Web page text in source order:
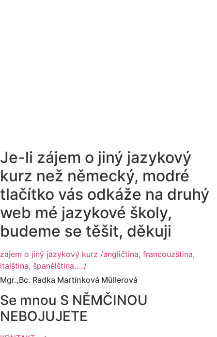
Je-li zájem o jiný jazykový
kurz než německý, modré
tlačítko vás odkáže na druhý
web mé jazykové školy,
budeme se těšit, děkuji
zájem o jiný jazykový kurz /angličtina, francouzština,
italština, španělština...../
Mgr.,Bc. Radka Martínková Müllerová
Se mnou S NĚMČINOU
NEBOJUJETE